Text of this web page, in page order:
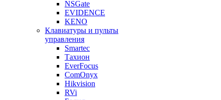
NSGate
EVIDENCE
KENO
Клавиатуры и пульты
управления
Smartec
Тахион
EverFocus
ComOnyx
Hikvision
RVi